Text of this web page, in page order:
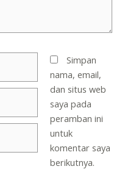
Simpan
nama, email,
dan situs web
saya pada
peramban ini
untuk
komentar saya
berikutnya.